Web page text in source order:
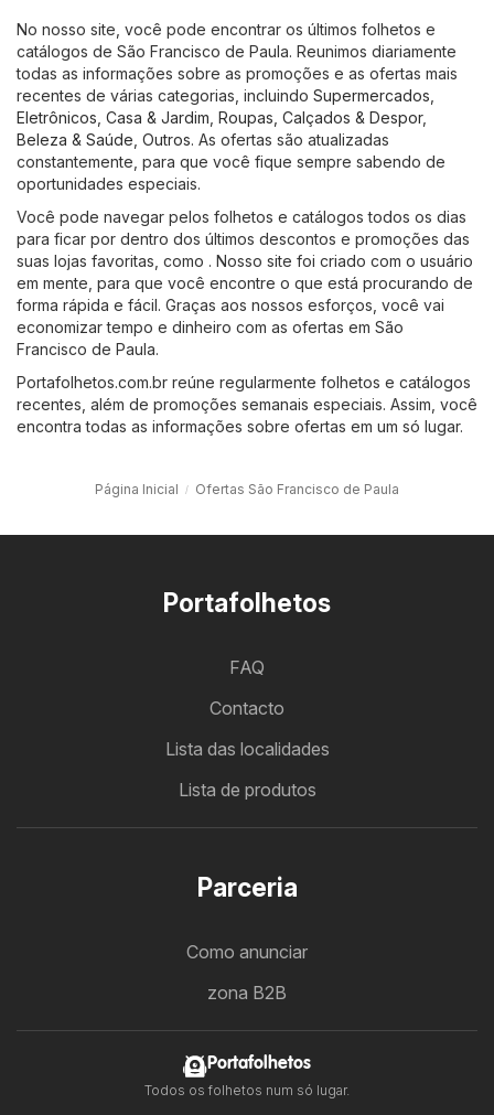
No nosso site, você pode encontrar os últimos folhetos e
catálogos de São Francisco de Paula. Reunimos diariamente
todas as informações sobre as promoções e as ofertas mais
recentes de várias categorias, incluindo Supermercados
Eletrônicos Casa & Jardim Roupas, Calçados & Despor,
Beleza & Saúde Outros. As ofertas são atualizadas
constantemente, para que você fique sempre sabendo de
oportunidades especiais.
Você pode navegar pelos folhetos e catálogos todos os dias
para ficar por dentro dos últimos descontos e promoções das
suas lojas favoritas, como . Nosso site foi criado com o usuário
em mente, para que você encontre o que está procurando de
forma rápida e fácil. Graças aos nossos esforços, você vai
economizar tempo e dinheiro com as ofertas em São
Francisco de Paula.
Portafolhetos.com.br reúne regularmente folhetos e catálogos
recentes, além de promoções semanais especiais. Assim, você
encontra todas as informações sobre ofertas em um só lugar.
Página Inicial Ofertas São Francisco de Paula
Portafolhetos
FAQ
Contacto
Lista das localidades
Lista de produtos
Parceria
Como anunciar
zona B2B
Portafolhetos
Todos os folhetos num só lugar.